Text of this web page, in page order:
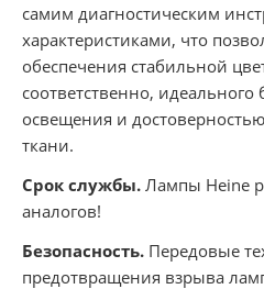
самим диагностическим
характеристиками, что
обеспечения стабильной
соответственно,
освещения и
ткани.
Срок службы. Лампы Heine
аналогов!
Безопасность. Передовые
предотвращения взрыва